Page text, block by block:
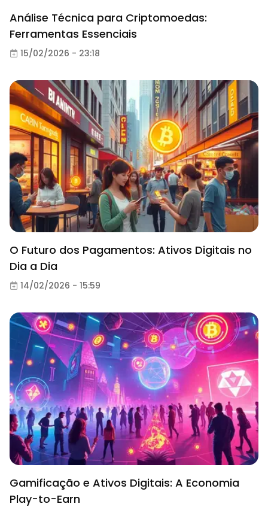
Análise Técnica para Criptomoedas:
Ferramentas Essenciais
15/02/2026 - 23:18
O Futuro dos Pagamentos: Ativos Digitais no
Dia a Dia
14/02/2026 - 15:59
Gamificação e Ativos Digitais: A Economia
Play-to-Earn